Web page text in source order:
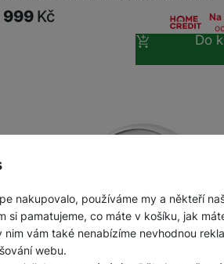
nakupovalo, používáme my a někteří
si pamatujeme, co máte v košíku, jak
nim vám také nenabízíme nevhodnou
webu.
999 Kč
Do